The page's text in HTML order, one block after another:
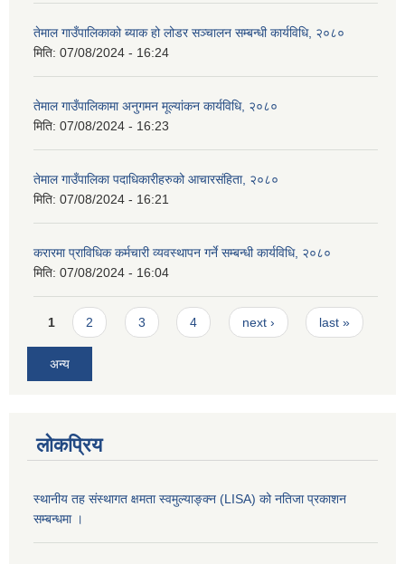
तेमाल गाउँपालिकाको ब्याक हो लोडर सञ्चालन सम्बन्धी कार्यविधि, २०८०
मिति: 07/08/2024 - 16:24
तेमाल गाउँपालिकामा अनुगमन मूल्यांकन कार्यविधि, २०८०
मिति: 07/08/2024 - 16:23
तेमाल गाउँपालिका पदाधिकारीहरुको आचारसंहिता, २०८०
मिति: 07/08/2024 - 16:21
करारमा प्राविधिक कर्मचारी व्यवस्थापन गर्ने सम्बन्धी कार्यविधि, २०८०
मिति: 07/08/2024 - 16:04
Pages
1 2 3 4 next › last »
अन्य
लोकप्रिय
स्थानीय तह संस्थागत क्षमता स्वमुल्याङ्क्न (LISA) को नतिजा प्रकाशन
सम्बन्धमा ।